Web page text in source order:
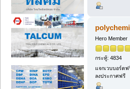
Hero Member
กระทู้: 4834
แจกเวบบอร์ด
ลงประกาศฟรี